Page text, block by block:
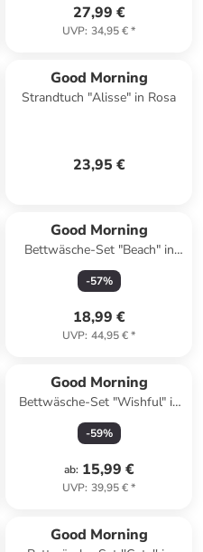
27,99 €
UVP: 34,95 €*
Good Morning
Strandtuch "Alisse" in Rosa
23,95 €
Good Morning
Bettwäsche-Set "Beach" in
Hellblau/ Beige
-57%
18,99 €
UVP: 44,95 €*
Good Morning
Bettwäsche-Set "Wishful" in
Hellblau
-59%
ab: 15,99 €
UVP: 39,95 €*
Good Morning